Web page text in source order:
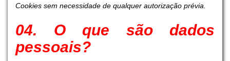
Cookies sem necessidade de qualquer autorização prévia.
04. O que são dados
pessoais?